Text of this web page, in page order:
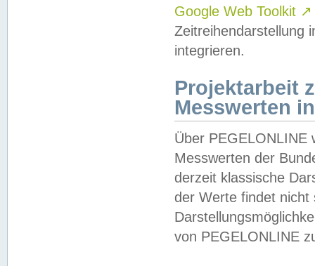
Google Web Toolkit ↗
Zeitreihendarstellung
integrieren.
Projektarbeit
Messwerten
Über PEGELONLINE
Messwerten der
derzeit klassische
der Werte findet
von PEGELONLINE